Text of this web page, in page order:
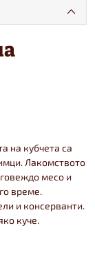
на кубчета са
Лакомството
месо и
време.
и консерванти.
куче.